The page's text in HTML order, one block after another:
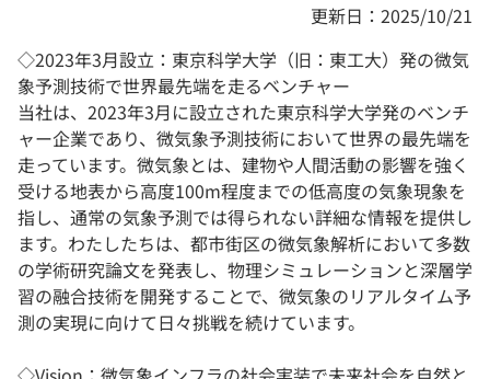
更新日：2025/10/21
◇2023年3月設立：東京科学大学（旧：東工大）発の微気
象予測技術で世界最先端を走るベンチャー
当社は、2023年3月に設立された東京科学大学発のベンチ
ャー企業であり、微気象予測技術において世界の最先端を
走っています。微気象とは、建物や人間活動の影響を強く
受ける地表から高度100m程度までの低高度の気象現象を
指し、通常の気象予測では得られない詳細な情報を提供し
ます。わたしたちは、都市街区の微気象解析において多数
の学術研究論文を発表し、物理シミュレーションと深層学
習の融合技術を開発することで、微気象のリアルタイム予
測の実現に向けて日々挑戦を続けています。